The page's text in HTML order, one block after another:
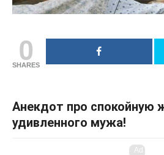
0
SHARES
Анекдот про спокойную
удивленного мужа!
Ad